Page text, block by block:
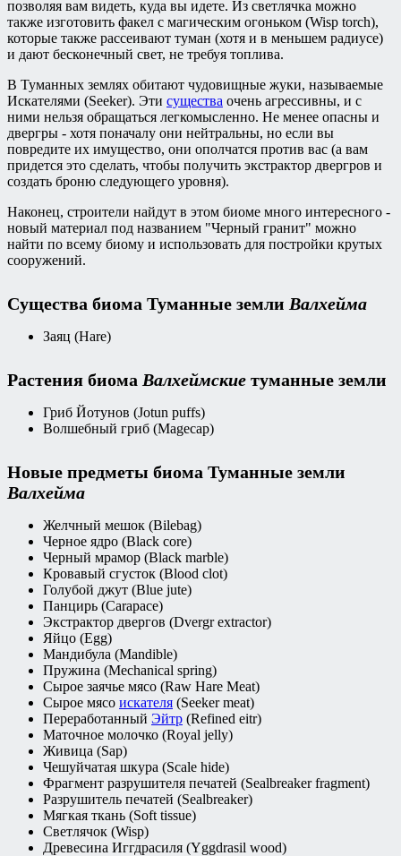
позволяя вам видеть, куда вы идете. Из светлячка можно
также изготовить факел с магическим огоньком (Wisp torch),
которые также рассеивают туман (хотя и в меньшем радиусе)
и дают бесконечный свет, не требуя топлива.
В Туманных землях обитают чудовищные жуки, называемые
Искателями (Seeker). Эти существа очень агрессивны, и с
ними нельзя обращаться легкомысленно. Не менее опасны и
двергры - хотя поначалу они нейтральны, но если вы
повредите их имущество, они ополчатся против вас (а вам
придется это сделать, чтобы получить экстрактор двергров и
создать броню следующего уровня).
Наконец, строители найдут в этом биоме много интересного -
новый материал под названием "Черный гранит" можно
найти по всему биому и использовать для постройки крутых
сооружений.
Существа биома Туманные земли Валхейма
Заяц (Hare)
Растения биома Валхеймские туманные земли
Гриб Йотунов (Jotun puffs)
Волшебный гриб (Magecap)
Новые предметы биома Туманные земли
Валхейма
Желчный мешок (Bilebag)
Черное ядро (Black core)
Черный мрамор (Black marble)
Кровавый сгусток (Blood clot)
Голубой джут (Blue jute)
Панцирь (Carapace)
Экстрактор двергов (Dvergr extractor)
Яйцо (Egg)
Мандибула (Mandible)
Пружина (Mechanical spring)
Сырое заячье мясо (Raw Hare Meat)
Сырое мясо искателя (Seeker meat)
Переработанный Эйтр (Refined eitr)
Маточное молочко (Royal jelly)
Живица (Sap)
Чешуйчатая шкура (Scale hide)
Фрагмент разрушителя печатей (Sealbreaker fragment)
Разрушитель печатей (Sealbreaker)
Мягкая ткань (Soft tissue)
Светлячок (Wisp)
Древесина Иггдрасиля (Yggdrasil wood)